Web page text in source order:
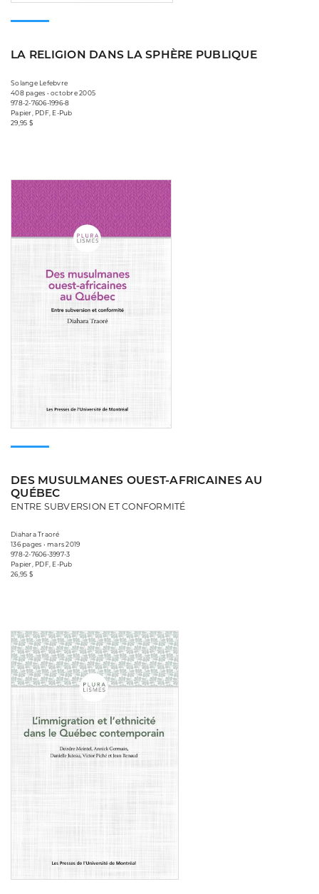
LA RELIGION DANS LA SPHÈRE PUBLIQUE
Solange Lefebvre
408 pages • octobre 2005
978-2-7606-1996-8
Papier, PDF, E-Pub
29,95 $
DES MUSULMANES OUEST-AFRICAINES AU
QUÉBEC
ENTRE SUBVERSION ET CONFORMITÉ
Diahara Traoré
136 pages • mars 2019
978-2-7606-3997-3
Papier, PDF, E-Pub
26,95 $